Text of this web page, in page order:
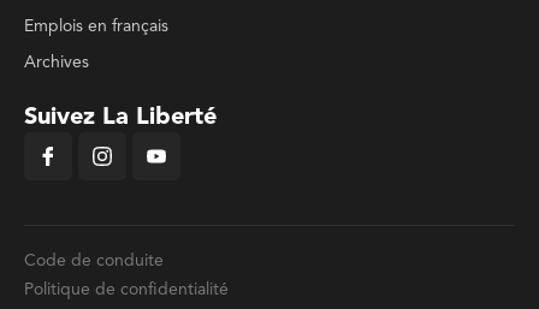
Emplois en français
Archives
Suivez La Liberté
Code de conduite
Politique de confidentialité